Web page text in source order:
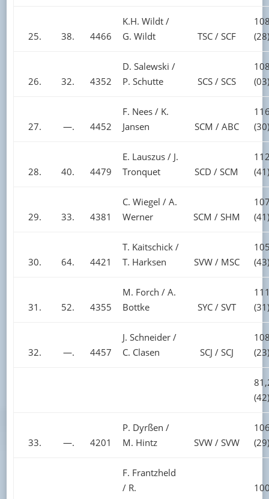
25. 38. 4466
K.H. Wildt /
G. Wildt
TSC / SCF
(28)
26. 32. 4352
D. Salewski /
P. Schutte
SCS / SCS
(03)
27. —. 4452
F. Nees / K.
Jansen
SCM / ABC
(30)
28. 40. 4479
E. Lauszus / J.
Tronquet
SCD / SCM
(41)
29. 33. 4381
C. Wiegel / A.
Werner
SCM / SHM
(41)
30. 64. 4421
T. Kaitschick /
T. Harksen
SVW / MSC
(43)
31. 52. 4355
M. Forch / A.
Bottke
SYC / SVT
(31)
32. —. 4457
J. Schneider /
C. Clasen
SCJ / SCJ
(23)
(42)
33. —. 4201
P. Dyrßen /
M. Hintz
SVW / SVW
(29)
F. Frantzheld
/ R.